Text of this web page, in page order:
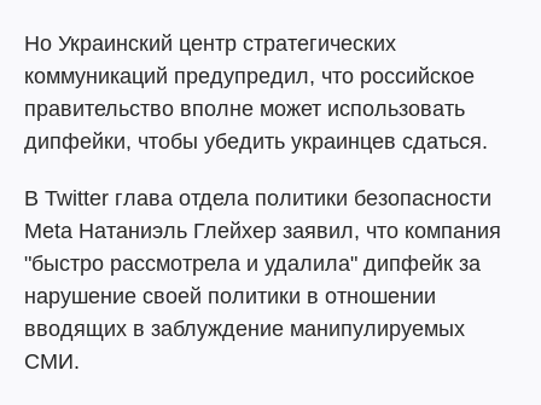
Но Украинский центр стратегических
коммуникаций предупредил, что российское
правительство вполне может использовать
дипфейки, чтобы убедить украинцев сдаться.
В Twitter глава отдела политики безопасности
Meta Натаниэль Глейхер заявил, что компания
"быстро рассмотрела и удалила" дипфейк за
нарушение своей политики в отношении
вводящих в заблуждение манипулируемых
СМИ.